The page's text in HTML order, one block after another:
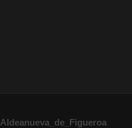
Aldeanueva_de_Figueroa